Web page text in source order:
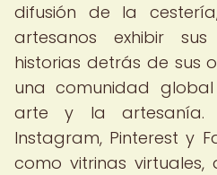
difusión de la
artesanos exhibir
historias detrás de sus
una comunidad
arte y la artesanía.
Instagram, Pinterest y
como vitrinas virtuales,